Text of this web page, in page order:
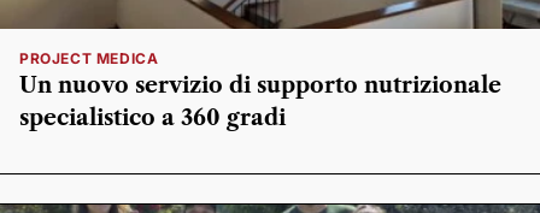
PROJECT MEDICA
Un nuovo servizio di supporto nutrizionale
specialistico a 360 gradi